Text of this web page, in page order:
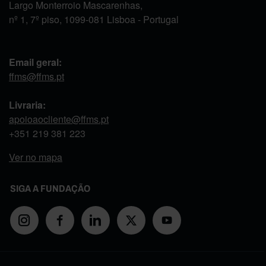
Largo Monterroio Mascarenhas,
nº 1, 7º piso, 1099-081 Lisboa - Portugal
Email geral:
ffms@ffms.pt
Livraria:
apoioaocliente@ffms.pt
+351 219 381 223
Ver no mapa
SIGA A FUNDAÇÃO